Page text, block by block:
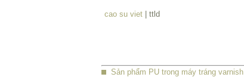
cao su viet | ttld
Sản phẩm PU trong máy tráng varnish